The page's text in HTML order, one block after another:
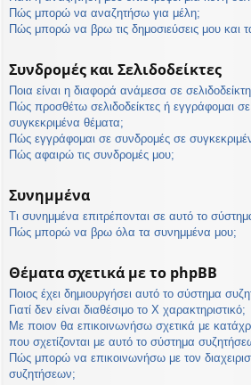
Πώς μπορώ να αναζητήσω για μέλη;
Πώς μπορώ να βρω τις δημοσιεύσεις μου και
Συνδρομές και Σελιδοδείκτες
Ποια είναι η διαφορά ανάμεσα σε
Πώς προσθέτω σελιδοδείκτες ή εγγράφομαι
συγκεκριμένα θέματα;
Πώς εγγράφομαι σε συνδρομές σε
Πώς αφαιρώ τις συνδρομές μου;
Συνημμένα
Τι συνημμένα επιτρέπονται σε αυτό το
Πώς μπορώ να βρω όλα τα συνημμένα μου;
Θέματα σχετικά με το phpBB
Ποιος έχει δημιουργήσει αυτό το σύστημα
Γιατί δεν είναι διαθέσιμο το Χ χαρακτηριστικό;
Με ποιον θα επικοινωνήσω σχετικά με
που σχετίζονται με αυτό το σύστημα
Πώς μπορώ να επικοινωνήσω με τον
συζητήσεων;